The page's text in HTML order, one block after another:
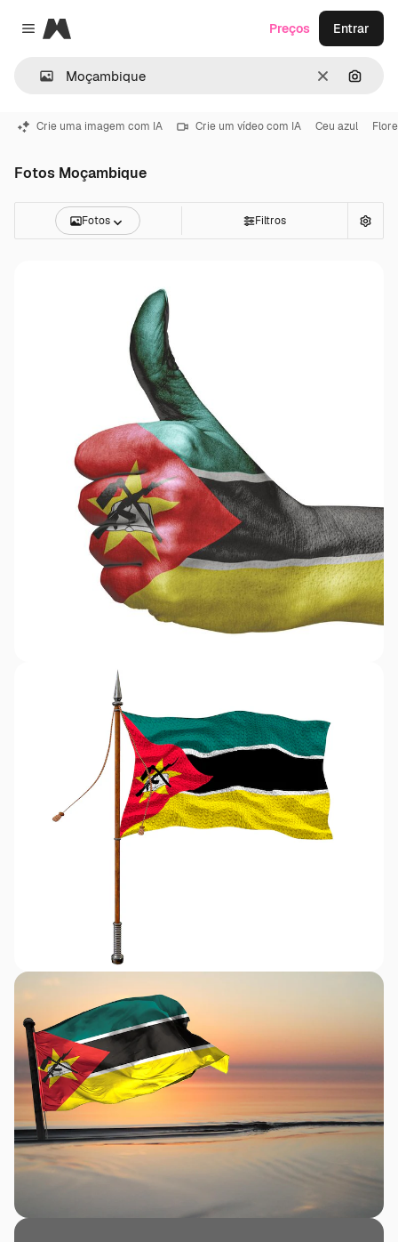
Close menu
Magnific
Limpar
Preços Entrar
Crie uma imagem com IA Crie um vídeo com IA Ceu azul
Fotos Moçambique
Fotos Filtros